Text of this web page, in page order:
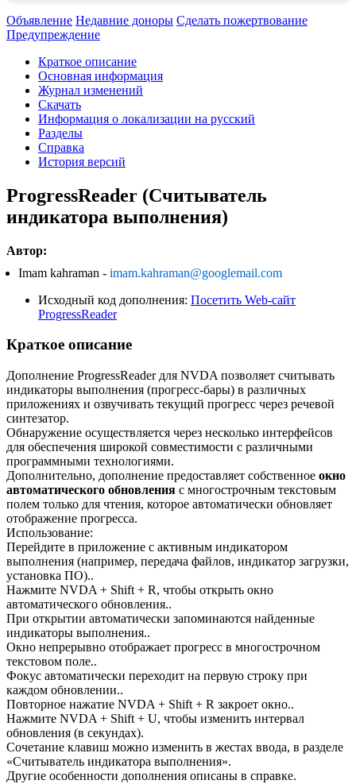
Объявление Недавние доноры Сделать пожертвование
Предупреждение
Краткое описание
Основная информация
Журнал изменений
Скачать
Информация о локализации на русский
Разделы
Справка
История версий
ProgressReader (Считыватель
индикатора выполнения)
Автор:
Imam kahraman - imam.kahraman@googlemail.com
Исходный код дополнения: Посетить Web-сайт
ProgressReader
Краткое описание
Дополнение ProgressReader для NVDA позволяет считывать
индикаторы выполнения (прогресс-бары) в различных
приложениях и озвучивать текущий прогресс через речевой
синтезатор.
Обнаружение осуществляется через несколько интерфейсов
для обеспечения широкой совместимости с различными
программными технологиями.
Дополнительно, дополнение предоставляет собственное окно
автоматического обновления с многострочным текстовым
полем только для чтения, которое автоматически обновляет
отображение прогресса.
Использование:
Перейдите в приложение с активным индикатором
выполнения (например, передача файлов, индикатор загрузки,
установка ПО)..
Нажмите NVDA + Shift + R, чтобы открыть окно
автоматического обновления..
При открытии автоматически запоминаются найденные
индикаторы выполнения..
Окно непрерывно отображает прогресс в многострочном
текстовом поле..
Фокус автоматически переходит на первую строку при
каждом обновлении..
Повторное нажатие NVDA + Shift + R закроет окно..
Нажмите NVDA + Shift + U, чтобы изменить интервал
обновления (в секундах).
Сочетание клавиш можно изменить в жестах ввода, в разделе
«Считыватель индикатора выполнения».
Другие особенности дополнения описаны в справке.